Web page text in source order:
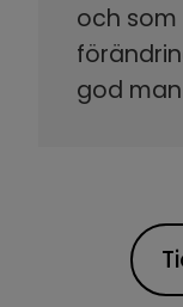
och
god